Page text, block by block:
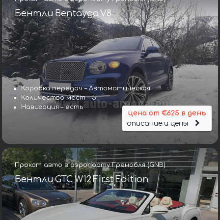
Бентли Bentayga V8
Коробка передач – Автоматическая
Количество мест – 5
Навигация – есть
цена от €625 в день
описание и цены
Прокат авто в аэропорту Гренобля (GNB)
Бентли GTC W12 First Edition